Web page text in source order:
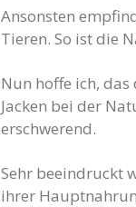
Ansonsten
Tieren. So ist die
Nun hoffe ich,
Jacken bei der
erschwerend.
Sehr beeindruckt
ihrer